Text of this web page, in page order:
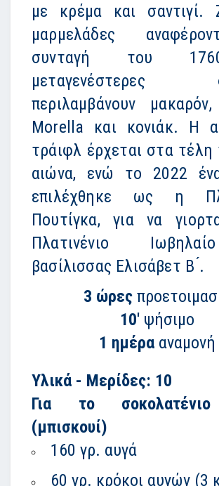
με κρέμα και σαντιγί.
μαρμελάδες
συνταγή του
μεταγενέστερες
περιλαμβάνουν
Morella και κονιάκ. Η
τράιφλ έρχεται στα
αιώνα, ενώ το 2022
επιλέχθηκε ως η
Πουτίγκα, για να
Πλατινένιο
βασίλισσας Ελισάβετ Β ́.
3 ώρες
10' ψήσιμο
1 ημέρα αναμονή
Υλικά - Μερίδες: 10
Για το
(μπισκουί)
160 γρ. αυγά
60 γρ. κρόκοι αυγών (3